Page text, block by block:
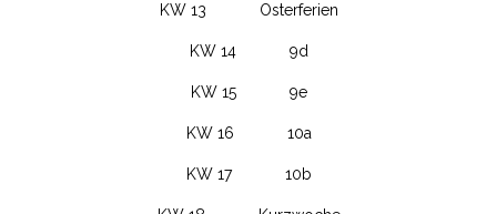
KW 13 Osterferien
KW 14 9d
KW 15 9e
KW 16 10a
KW 17 10b